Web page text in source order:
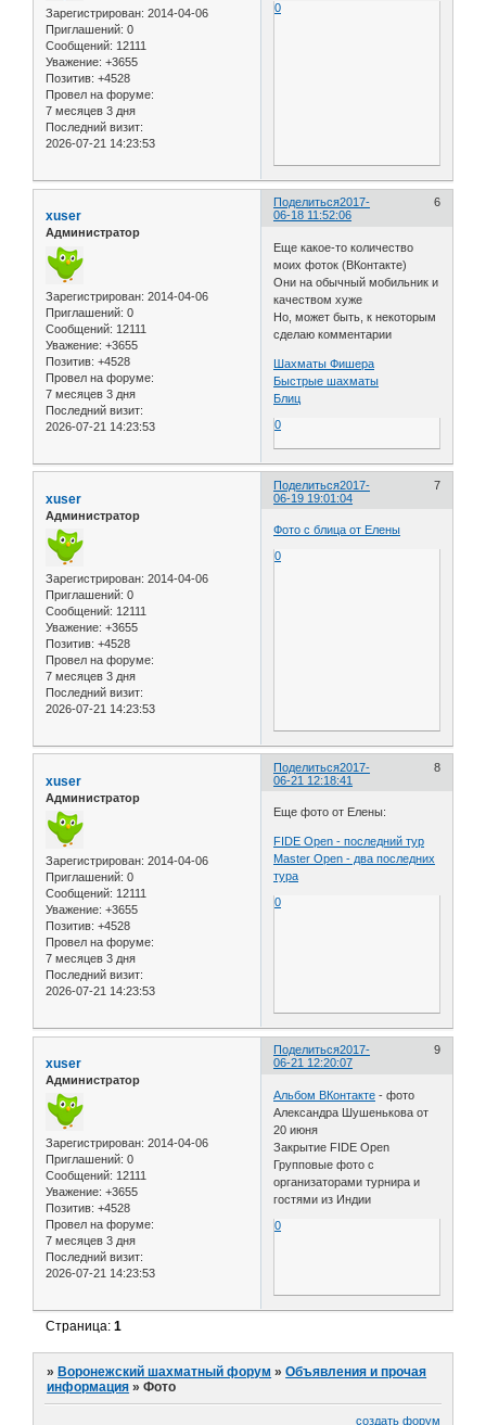
Зарегистрирован: 2014-04-06
Приглашений: 0
Сообщений: 12111
Уважение: +3655
Позитив: +4528
Провел на форуме:
7 месяцев 3 дня
Последний визит:
2026-07-21 14:23:53
0
Поделиться 6
2017-
06-18 11:52:06
xuser
Администратор
Зарегистрирован: 2014-04-06
Приглашений: 0
Сообщений: 12111
Уважение: +3655
Позитив: +4528
Провел на форуме:
7 месяцев 3 дня
Последний визит:
2026-07-21 14:23:53
Еще какое-то количество
моих фоток (ВКонтакте)
Они на обычный мобильник и
качеством хуже
Но, может быть, к некоторым
сделаю комментарии
Шахматы Фишера
Быстрые шахматы
Блиц
0
Поделиться 7
2017-
06-19 19:01:04
xuser
Администратор
Зарегистрирован: 2014-04-06
Приглашений: 0
Сообщений: 12111
Уважение: +3655
Позитив: +4528
Провел на форуме:
7 месяцев 3 дня
Последний визит:
2026-07-21 14:23:53
Фото с блица от Елены
0
Поделиться 8
2017-
06-21 12:18:41
xuser
Администратор
Зарегистрирован: 2014-04-06
Приглашений: 0
Сообщений: 12111
Уважение: +3655
Позитив: +4528
Провел на форуме:
7 месяцев 3 дня
Последний визит:
2026-07-21 14:23:53
Еще фото от Елены:
FIDE Open - последний тур
Master Open - два последних
тура
0
Поделиться 9
2017-
06-21 12:20:07
xuser
Администратор
Зарегистрирован: 2014-04-06
Приглашений: 0
Сообщений: 12111
Уважение: +3655
Позитив: +4528
Провел на форуме:
7 месяцев 3 дня
Последний визит:
2026-07-21 14:23:53
Альбом ВКонтакте - фото
Александра Шушенькова от
20 июня
Закрытие FIDE Open
Групповые фото с
организаторами турнира и
гостями из Индии
0
Страница:1
» Воронежский шахматный форум »Объявления и прочая
информация »Фото
создать форум